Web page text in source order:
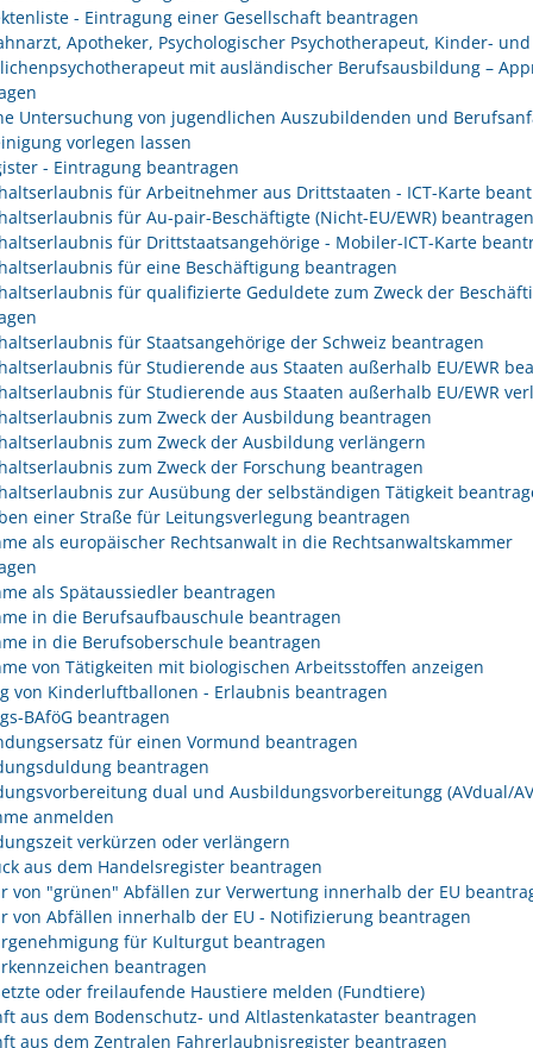
- Eintragung einer Gesellschaft beantragen
Apotheker, Psychologischer Psychotherapeut, Kinder- und
mit ausländischer Berufsausbildung –
Untersuchung von jugendlichen Auszubildenden und
vorlegen lassen
- Eintragung beantragen
für Arbeitnehmer aus Drittstaaten - ICT-Karte
für Au-pair-Beschäftigte (Nicht-EU/EWR) beantragen
für Drittstaatsangehörige - Mobiler-ICT-Karte
für eine Beschäftigung beantragen
für qualifizierte Geduldete zum Zweck der
für Staatsangehörige der Schweiz beantragen
für Studierende aus Staaten außerhalb EU/EWR
für Studierende aus Staaten außerhalb EU/EWR
zum Zweck der Ausbildung beantragen
zum Zweck der Ausbildung verlängern
zum Zweck der Forschung beantragen
zur Ausübung der selbständigen Tätigkeit
einer Straße für Leitungsverlegung beantragen
als europäischer Rechtsanwalt in die Rechtsanwaltskammer
als Spätaussiedler beantragen
in die Berufsaufbauschule beantragen
in die Berufsoberschule beantragen
von Tätigkeiten mit biologischen Arbeitsstoffen anzeigen
von Kinderluftballonen - Erlaubnis beantragen
BAföG beantragen
für einen Vormund beantragen
beantragen
dual und Ausbildungsvorbereitungg (AVdual/
anmelden
verkürzen oder verlängern
aus dem Handelsregister beantragen
von "grünen" Abfällen zur Verwertung innerhalb der EU
von Abfällen innerhalb der EU - Notifizierung beantragen
für Kulturgut beantragen
beantragen
oder freilaufende Haustiere melden (Fundtiere)
aus dem Bodenschutz- und Altlastenkataster beantragen
aus dem Zentralen Fahrerlaubnisregister beantragen